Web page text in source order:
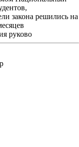
закона решились на
руково